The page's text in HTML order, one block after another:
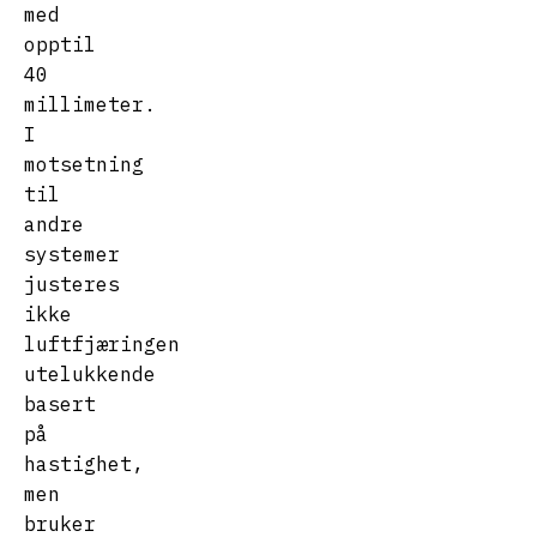
med
opptil
40
millimeter.
I
motsetning
til
andre
systemer
justeres
ikke
luftfjæringen
utelukkende
basert
på
hastighet,
men
bruker